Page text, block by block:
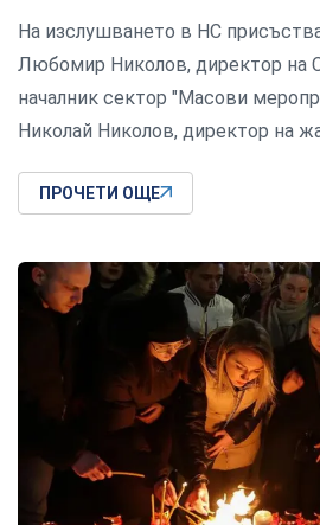
На изслушването в НС
Любомир Николов, директор на
началник сектор "Масови
Николай Николов, директор на
ПРОЧЕТИ ОЩЕ